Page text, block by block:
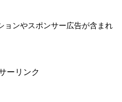
ョンやスポンサー広告が含まれ
ーリンク